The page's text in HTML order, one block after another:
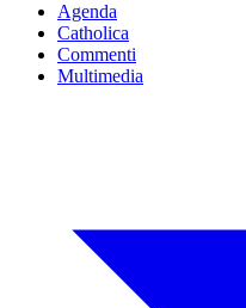
Agenda
Catholica
Commenti
Multimedia